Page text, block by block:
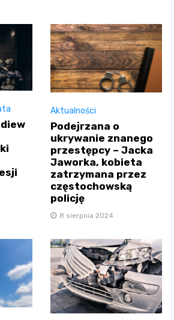
Aktualności
Podejrzana o
ukrywanie znanego
przestępcy – Jacka
Jaworka, kobieta
zatrzymana przez
częstochowską
policję
8 sierpnia 2024